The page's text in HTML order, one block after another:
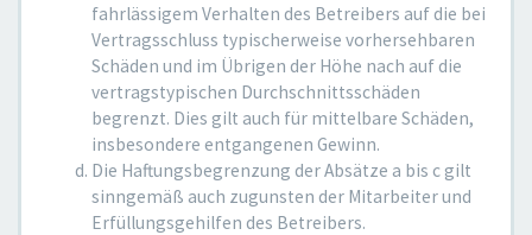
fahrlässigem Verhalten des Betreibers auf die bei
Vertragsschluss typischerweise vorhersehbaren
Schäden und im Übrigen der Höhe nach auf die
vertragstypischen Durchschnittsschäden
begrenzt. Dies gilt auch für mittelbare Schäden,
insbesondere entgangenen Gewinn.
Die Haftungsbegrenzung der Absätze a bis c gilt
sinngemäß auch zugunsten der Mitarbeiter und
Erfüllungsgehilfen des Betreibers.